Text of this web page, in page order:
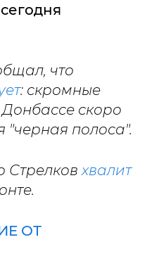
что
: скромные
скоро
"черная полоса".
Стрелковхвалит
ОТ